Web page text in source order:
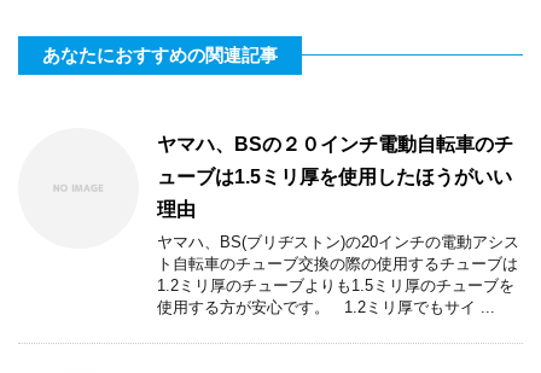
あなたにおすすめの関連記事
ヤマハ、BSの２０インチ電動自転車のチ
ューブは1.5ミリ厚を使用したほうがいい
理由
ヤマハ、BS(ブリヂストン)の20インチの電動アシス
ト自転車のチューブ交換の際の使用するチューブは
1.2ミリ厚のチューブよりも1.5ミリ厚のチューブを
使用する方が安心です。 1.2ミリ厚でもサイ ...